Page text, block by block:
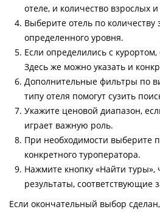
отеле, и количество взрослых
Выберите отель по количеству
определенного уровня.
Если определились с курортом,
Здесь же можно указать и
Дополнительные фильтры по
типу отеля помогут сузить
Укажите ценовой диапазон,
играет важную роль.
При необходимости выберите
конкретного туроператора.
Нажмите кнопку «Найти туры»,
результаты, соответствующие
Если окончательный выбор